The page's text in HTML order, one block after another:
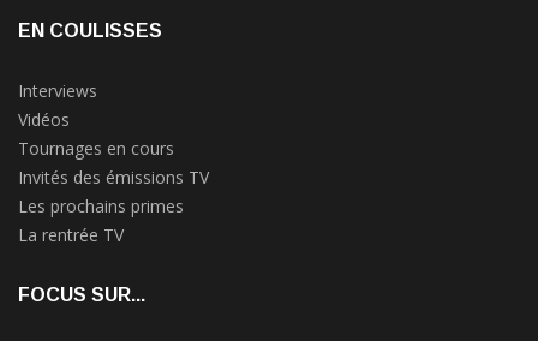
EN COULISSES
Interviews
Vidéos
Tournages en cours
Invités des émissions TV
Les prochains primes
La rentrée TV
FOCUS SUR...